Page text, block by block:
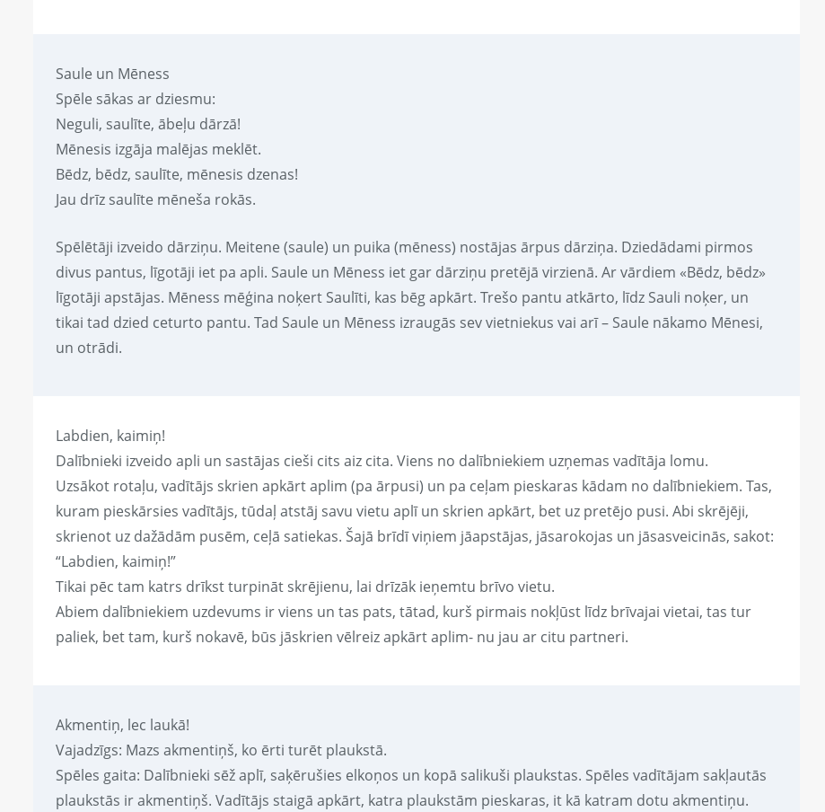
Saule un Mēness
Spēle sākas ar dziesmu:
Neguli, saulīte, ābeļu dārzā!
Mēnesis izgāja malējas meklēt.
Bēdz, bēdz, saulīte, mēnesis dzenas!
Jau drīz saulīte mēneša rokās.
Spēlētāji izveido dārziņu. Meitene (saule) un puika (mēness) nostājas ārpus dārziņa. Dziedādami pirmos
divus pantus, līgotāji iet pa apli. Saule un Mēness iet gar dārziņu pretējā virzienā. Ar vārdiem «Bēdz, bēdz»
līgotāji apstājas. Mēness mēģina noķert Saulīti, kas bēg apkārt. Trešo pantu atkārto, līdz Sauli noķer, un
tikai tad dzied ceturto pantu. Tad Saule un Mēness izraugās sev vietniekus vai arī – Saule nākamo Mēnesi,
un otrādi.
Labdien, kaimiņ!
Dalībnieki izveido apli un sastājas cieši cits aiz cita. Viens no dalībniekiem uzņemas vadītāja lomu.
Uzsākot rotaļu, vadītājs skrien apkārt aplim (pa ārpusi) un pa ceļam pieskaras kādam no dalībniekiem. Tas,
kuram pieskārsies vadītājs, tūdaļ atstāj savu vietu aplī un skrien apkārt, bet uz pretējo pusi. Abi skrējēji,
skrienot uz dažādām pusēm, ceļā satiekas. Šajā brīdī viņiem jāapstājas, jāsarokojas un jāsasveicinās, sakot:
“Labdien, kaimiņ!”
Tikai pēc tam katrs drīkst turpināt skrējienu, lai drīzāk ieņemtu brīvo vietu.
Abiem dalībniekiem uzdevums ir viens un tas pats, tātad, kurš pirmais nokļūst līdz brīvajai vietai, tas tur
paliek, bet tam, kurš nokavē, būs jāskrien vēlreiz apkārt aplim- nu jau ar citu partneri.
Akmentiņ, lec laukā!
Vajadzīgs: Mazs akmentiņš, ko ērti turēt plaukstā.
Spēles gaita: Dalībnieki sēž aplī, saķērušies elkoņos un kopā salikuši plaukstas. Spēles vadītājam sakļautās
plaukstās ir akmentiņš. Vadītājs staigā apkārt, katra plaukstām pieskaras, it kā katram dotu akmentiņu.